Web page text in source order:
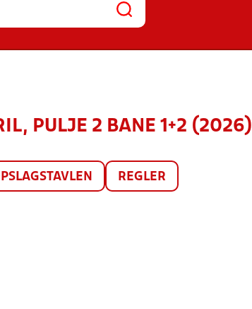
PULJE 2 BANE 1+2 (2026)
REGLER